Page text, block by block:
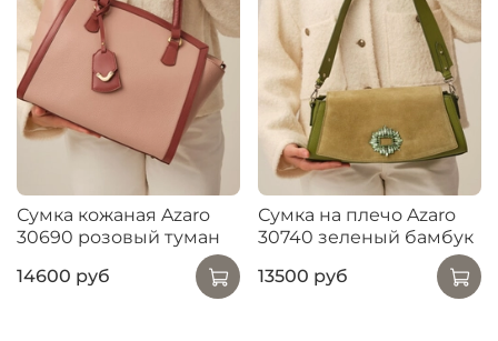
Сумка кожаная Azaro
30690 розовый туман
14600 руб
Сумка на плечо Azaro
30740 зеленый бамбук
13500 руб